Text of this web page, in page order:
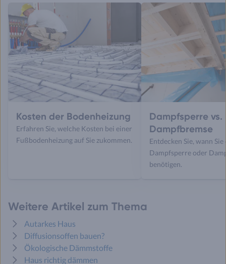
Kosten der Bodenheizung
Erfahren Sie, welche Kosten bei einer
Fußbodenheizung auf Sie zukommen.
Dampfsperre vs.
Dampfbremse
Entdecken Sie, wann Sie
Dampfsperre oder
benötigen.
Weitere Artikel zum Thema
Autarkes Haus
Diffusionsoffen bauen?
Ökologische Dämmstoffe
Haus richtig dämmen